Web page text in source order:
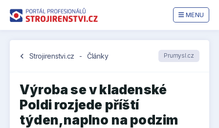
MENU
chevron_left Strojirenstvi.cz - Články Prumysl.cz
Výroba se v kladenské
Poldi rozjede příští
týden,naplno na podzim